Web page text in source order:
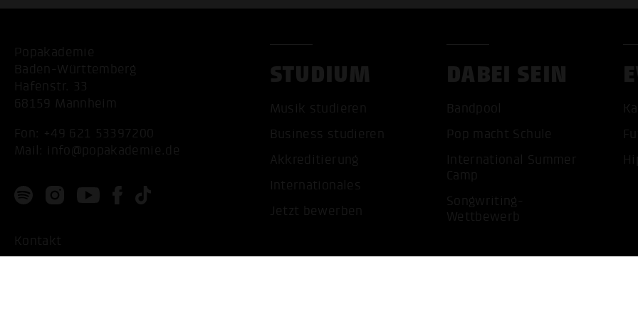
Popakademie
Baden-Württemberg
Hafenstr. 33
68159 Mannheim
Fon: +49 621 53397200
Mail: info@popakademie.de
Kontakt
STUDIUM
Musik studieren
Business studieren
Akkreditierung
Internationales
Jetzt bewerben
DABEI SEIN
Bandpool
Pop macht Schule
International Summer
Camp
Songwriting-
Wettbewerb